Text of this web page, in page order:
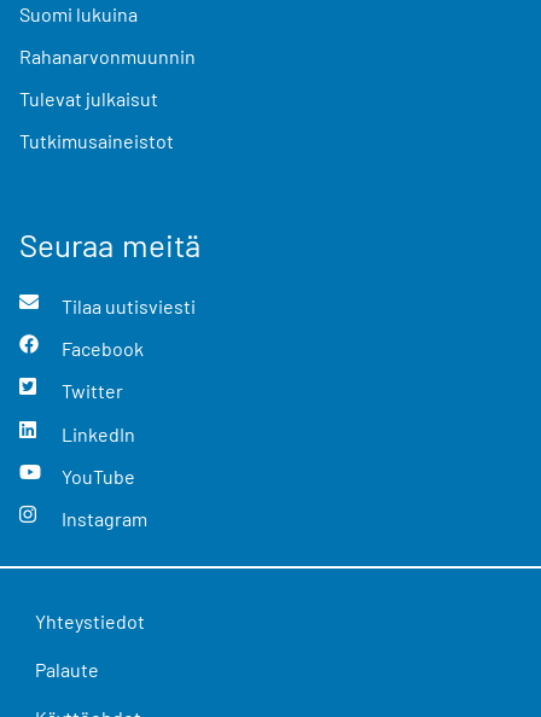
Suomi lukuina
Rahanarvonmuunnin
Tulevat julkaisut
Tutkimusaineistot
Seuraa meitä
Tilaa uutisviesti
Facebook
Twitter
LinkedIn
YouTube
Instagram
Yhteystiedot
Palaute